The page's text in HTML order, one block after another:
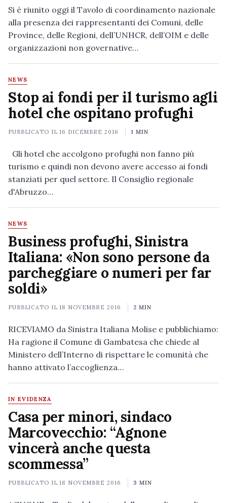
Si è riunito oggi il Tavolo di coordinamento nazionale
alla presenza dei rappresentanti dei Comuni, delle
Province, delle Regioni, dell’UNHCR, dell’OIM e delle
organizzazioni non governative…
NEWS
Stop ai fondi per il turismo agli
hotel che ospitano profughi
PUBBLICATO IL16 DICEMBRE 2016 1 MIN
Gli hotel che accolgono profughi non fanno più
turismo e quindi non devono avere accesso ai fondi
stanziati per quel settore. Il Consiglio regionale
d'Abruzzo…
NEWS
Business profughi, Sinistra
Italiana: «Non sono persone da
parcheggiare o numeri per far
soldi»
PUBBLICATO IL18 NOVEMBRE 2016 2 MIN
RICEVIAMO da Sinistra Italiana Molise e pubblichiamo:
Ha ragione il Comune di Gambatesa che chiede al
Ministero dell’Interno di rispettare le comunità che
hanno attivato l’accoglienza…
IN EVIDENZA
Casa per minori, sindaco
Marcovecchio: “Agnone
vincerà anche questa
scommessa”
PUBBLICATO IL18 NOVEMBRE 2016 3 MIN